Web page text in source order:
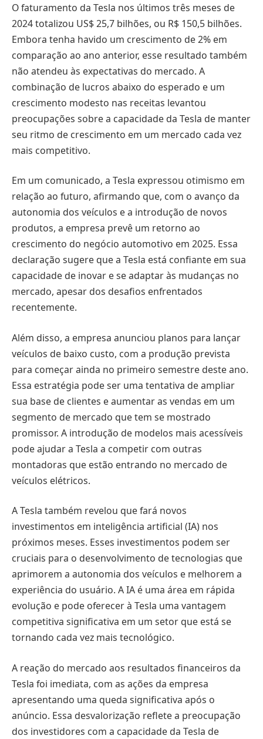
O faturamento da Tesla nos últimos três meses de
2024 totalizou US$ 25,7 bilhões, ou R$ 150,5 bilhões.
Embora tenha havido um crescimento de 2% em
comparação ao ano anterior, esse resultado também
não atendeu às expectativas do mercado. A
combinação de lucros abaixo do esperado e um
crescimento modesto nas receitas levantou
preocupações sobre a capacidade da Tesla de manter
seu ritmo de crescimento em um mercado cada vez
mais competitivo.
Em um comunicado, a Tesla expressou otimismo em
relação ao futuro, afirmando que, com o avanço da
autonomia dos veículos e a introdução de novos
produtos, a empresa prevê um retorno ao
crescimento do negócio automotivo em 2025. Essa
declaração sugere que a Tesla está confiante em sua
capacidade de inovar e se adaptar às mudanças no
mercado, apesar dos desafios enfrentados
recentemente.
Além disso, a empresa anunciou planos para lançar
veículos de baixo custo, com a produção prevista
para começar ainda no primeiro semestre deste ano.
Essa estratégia pode ser uma tentativa de ampliar
sua base de clientes e aumentar as vendas em um
segmento de mercado que tem se mostrado
promissor. A introdução de modelos mais acessíveis
pode ajudar a Tesla a competir com outras
montadoras que estão entrando no mercado de
veículos elétricos.
A Tesla também revelou que fará novos
investimentos em inteligência artificial (IA) nos
próximos meses. Esses investimentos podem ser
cruciais para o desenvolvimento de tecnologias que
aprimorem a autonomia dos veículos e melhorem a
experiência do usuário. A IA é uma área em rápida
evolução e pode oferecer à Tesla uma vantagem
competitiva significativa em um setor que está se
tornando cada vez mais tecnológico.
A reação do mercado aos resultados financeiros da
Tesla foi imediata, com as ações da empresa
apresentando uma queda significativa após o
anúncio. Essa desvalorização reflete a preocupação
dos investidores com a capacidade da Tesla de